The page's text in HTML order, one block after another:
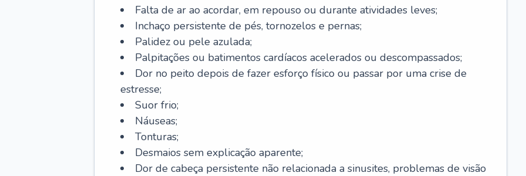
Falta de ar ao acordar, em repouso ou durante atividades leves;
Inchaço persistente de pés, tornozelos e pernas;
Palidez ou pele azulada;
Palpitações ou batimentos cardíacos acelerados ou descompassados;
Dor no peito depois de fazer esforço físico ou passar por uma crise de
estresse;
Suor frio;
Náuseas;
Tonturas;
Desmaios sem explicação aparente;
Dor de cabeça persistente não relacionada a sinusites, problemas de visão